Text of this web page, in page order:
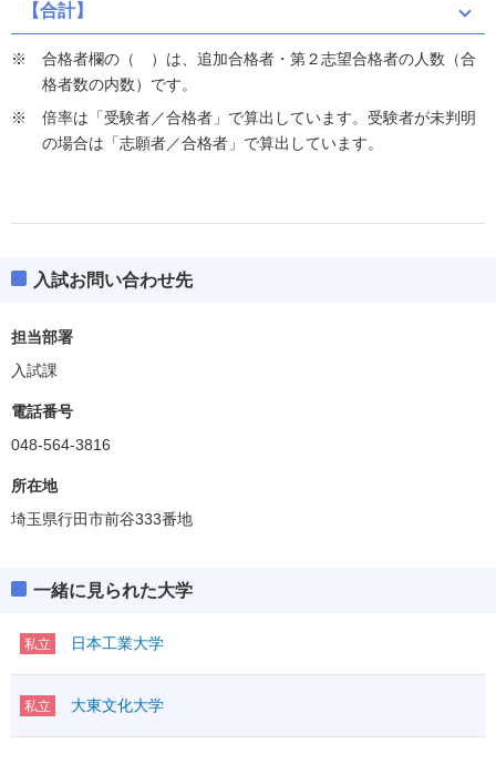
【合計】
合格者欄の（ ）は、追加合格者・第２志望合格者の人数（合
格者数の内数）です。
倍率は「受験者／合格者」で算出しています。受験者が未判明
の場合は「志願者／合格者」で算出しています。
入試お問い合わせ先
担当部署
入試課
電話番号
048-564-3816
所在地
埼玉県行田市前谷333番地
一緒に見られた大学
私立 日本工業大学
私立 大東文化大学